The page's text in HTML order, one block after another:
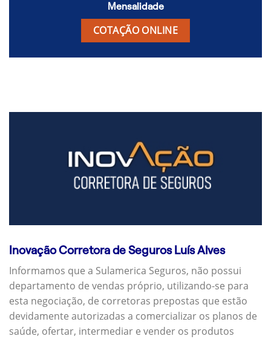
Mensalidade
COTAÇÃO ONLINE
Inovação Corretora de Seguros Luís Alves
Informamos que a Sulamerica Seguros, não possui
departamento de vendas próprio, utilizando-se para
esta negociação, de corretoras prepostas que estão
devidamente autorizadas a comercializar os planos de
saúde, ofertar, intermediar e vender os produtos